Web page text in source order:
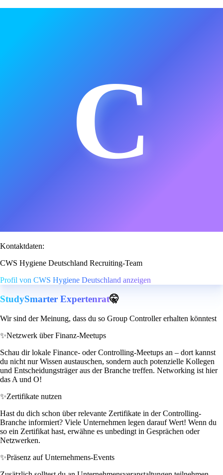
C
Kontaktdaten:
CWS Hygiene Deutschland Recruiting-Team
Profil von CWS Hygiene Deutschland anzeigen
StudySmarter Expertenrat🤫
Wir sind der Meinung, dass du so Group Controller erhalten könntest
✨Netzwerk über Finanz-Meetups
Schau dir lokale Finance- oder Controlling-Meetups an – dort kannst
du nicht nur Wissen austauschen, sondern auch potenzielle Kollegen
und Entscheidungsträger aus der Branche treffen. Networking ist hier
das A und O!
✨Zertifikate nutzen
Hast du dich schon über relevante Zertifikate in der Controlling-
Branche informiert? Viele Unternehmen legen darauf Wert! Wenn du
so ein Zertifikat hast, erwähne es unbedingt in Gesprächen oder
Netzwerken.
✨Präsenz auf Unternehmens-Events